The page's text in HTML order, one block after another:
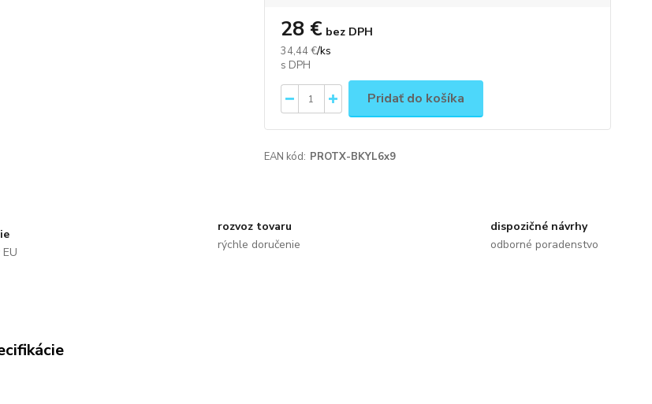
34,44 €/ks
28 € bez DPH
Pridať do košíka
EAN kód: PROTX-BKYL6x9
rozvoz tovaru
rýchle doručenie
dispozičné návrhy
odborné poradenstvo